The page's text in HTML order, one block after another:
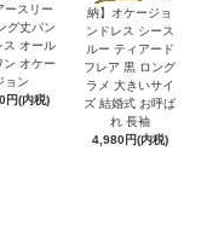
ースリー
グ丈パン
ス オール
ン オケー
ョン
円(内税)
納】オケージョ
ンドレス シース
ルー ティアード
フレア 黒 ロング
ラメ 大きいサイ
ズ 結婚式 お呼ば
れ 長袖
4,980円(内税)